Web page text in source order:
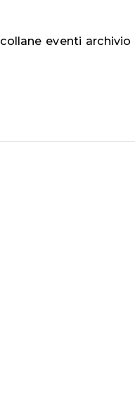
collane eventi archivio